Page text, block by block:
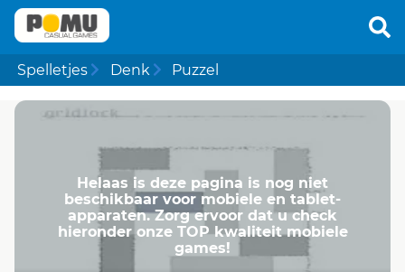
Spelletjes Denk Puzzel
Helaas is deze pagina is nog niet
beschikbaar voor mobiele en tablet-
apparaten. Zorg ervoor dat u check
hieronder onze TOP kwaliteit mobiele
games!